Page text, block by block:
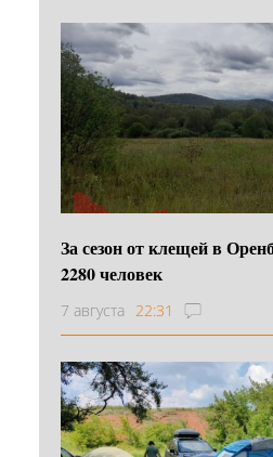
За сезон от клещей в
2280 человек
7 августа 22:31